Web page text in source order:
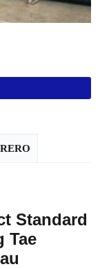
Standard
Tae